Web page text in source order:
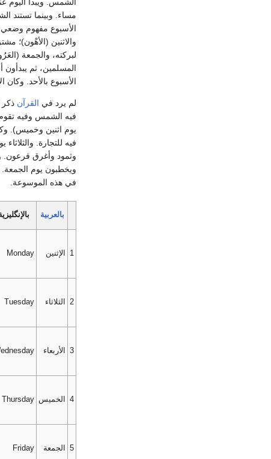
مساء. وبينما تستند
الأسبوع مفهوم
والاثنين (الأهْون)؛
لبركته، والجمعة
المسلمين، ثم يبدأون
الأسبوع بالأحد.
لم يرد في القرآن ذكر
فيه الشمس وفيه
يوم اثنين وخميس).
فيه للتجارة. والثلاثاء
وثمود وأغرق فرعون.
ويخطبون يوم
في هذه الموسوعة.
بالعربية
1 الإثنين Monday
2 الثلاثاء Tuesday
3 الأربعاء
4 الخميس Thursday
5 الجمعة Friday